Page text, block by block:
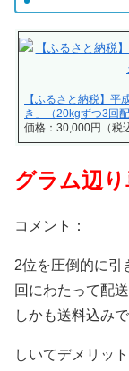
【ふるさと納税】
き」（20kgずつ3回配
価格：30,000円（税
グラム辺
コメント：
2位を圧倒的に引
回にわたって配
しかも送料込みで
しいてデメリッ